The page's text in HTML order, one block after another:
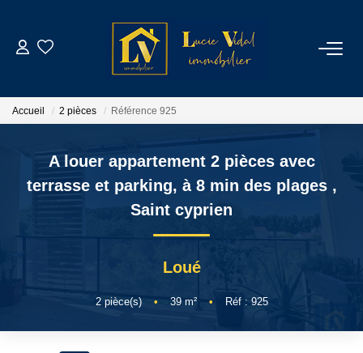
GESTION LOCATIVE
CONTACT
Accueil 2 pièces Référence 925
A louer appartement 2 pièces avec
terrasse et parking, à 8 min des plages ,
Saint cyprien
Loué
2pièce(s) • 39m² • Réf : 925